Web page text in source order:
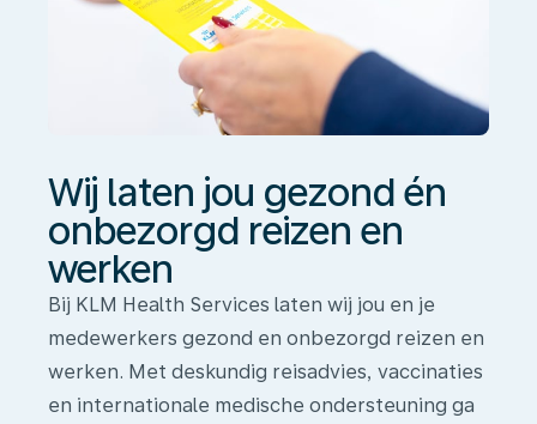
Wij laten jou gezond én
onbezorgd reizen en
werken
Bij KLM Health Services laten wij jou en je
medewerkers gezond en onbezorgd reizen en
werken. Met deskundig reisadvies, vaccinaties
en internationale medische ondersteuning ga